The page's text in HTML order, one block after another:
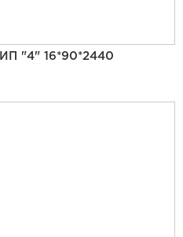
"4" 16*90*2440